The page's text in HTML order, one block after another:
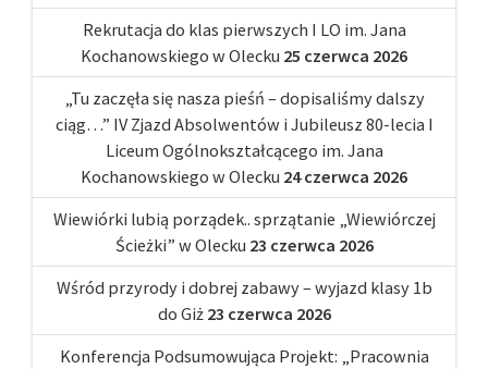
Rekrutacja do klas pierwszych I LO im. Jana
Kochanowskiego w Olecku 25 czerwca 2026
„Tu zaczęła się nasza pieśń – dopisaliśmy dalszy
ciąg…” IV Zjazd Absolwentów i Jubileusz 80-lecia I
Liceum Ogólnokształcącego im. Jana
Kochanowskiego w Olecku 24 czerwca 2026
Wiewiórki lubią porządek.. sprzątanie „Wiewiórczej
Ścieżki” w Olecku 23 czerwca 2026
Wśród przyrody i dobrej zabawy – wyjazd klasy 1b
do Giż 23 czerwca 2026
Konferencja Podsumowująca Projekt: „Pracownia